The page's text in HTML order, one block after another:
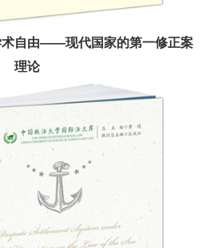
术自由——现代国家的第一修正案
理论